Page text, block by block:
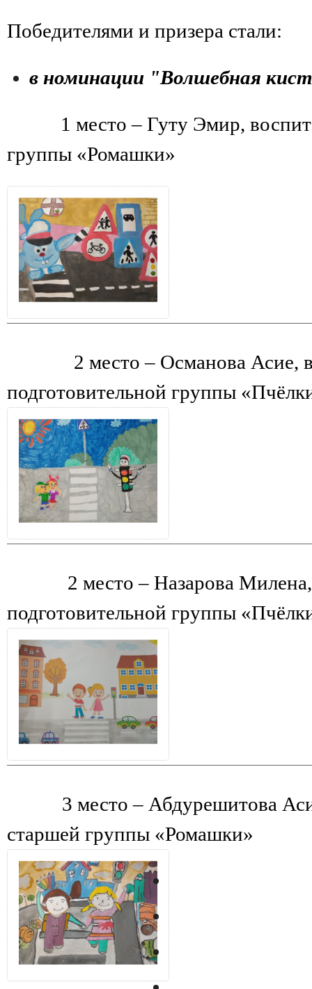
Победителями и призера стали:
в номинации "Волшебная
1 место – Гуту Эмир,
группы «Ромашки»
2 место – Османова Асие,
подготовительной группы
2 место – Назарова
подготовительной группы
3 место – Абдурешитова
старшей группы «Ромашки»